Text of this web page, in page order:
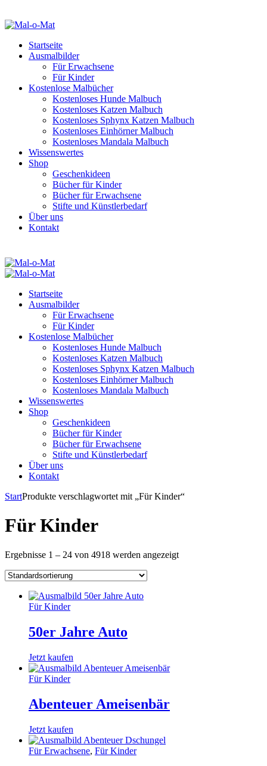
Startseite
Ausmalbilder
Für Erwachsene
Für Kinder
Kostenlose Malbücher
Kostenloses Hunde Malbuch
Kostenloses Katzen Malbuch
Kostenloses Sphynx Katzen Malbuch
Kostenloses Einhörner Malbuch
Kostenloses Mandala Malbuch
Wissenswertes
Shop
Geschenkideen
Bücher für Kinder
Bücher für Erwachsene
Stifte und Künstlerbedarf
Über uns
Kontakt
Startseite
Ausmalbilder
Für Erwachsene
Für Kinder
Kostenlose Malbücher
Kostenloses Hunde Malbuch
Kostenloses Katzen Malbuch
Kostenloses Sphynx Katzen Malbuch
Kostenloses Einhörner Malbuch
Kostenloses Mandala Malbuch
Wissenswertes
Shop
Geschenkideen
Bücher für Kinder
Bücher für Erwachsene
Stifte und Künstlerbedarf
Über uns
Kontakt
StartProdukte verschlagwortet mit „Für Kinder“
Für Kinder
Ergebnisse 1 – 24 von 4918 werden angezeigt
Für Kinder
50er Jahre Auto
Jetzt kaufen
Für Kinder
Abenteuer Ameisenbär
Jetzt kaufen
Für Erwachsene, Für Kinder